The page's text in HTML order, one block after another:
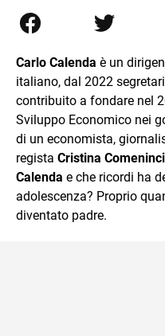
collaborato con
comunicazione
Carlo Calenda è un
italiano, dal 2022
contribuito a fondare nel
Sviluppo Economico nei
di un economista,
regista Cristina
Calenda e che ricordi ha
adolescenza? Proprio
diventato padre.